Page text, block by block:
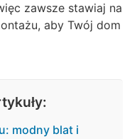
zawsze stawiaj na
aby Twój dom
modny blat i